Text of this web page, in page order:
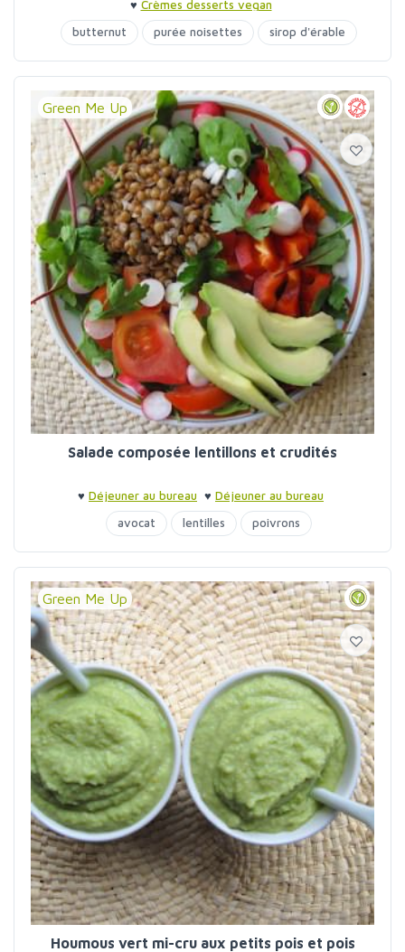
♥ Crèmes desserts vegan
butternut
purée noisettes sirop d'érable
Green Me Up
Salade composée lentillons et crudités
♥ Déjeuner au bureau ♥ Déjeuner au bureau
avocat
lentilles poivrons
Green Me Up
Houmous vert mi-cru aux petits pois et pois